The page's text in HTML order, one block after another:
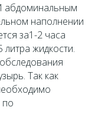
абдоминальным
наполнении
за1-2 часа
жидкости.
Так как
по